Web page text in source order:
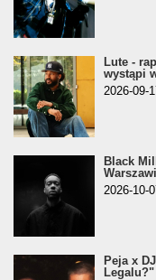
Lute -
wystąpi
2026-09-
Black
2026-10-
Peja x
Legalu?"